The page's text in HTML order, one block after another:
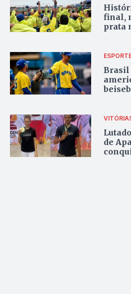
final,
prata
Brasil
de